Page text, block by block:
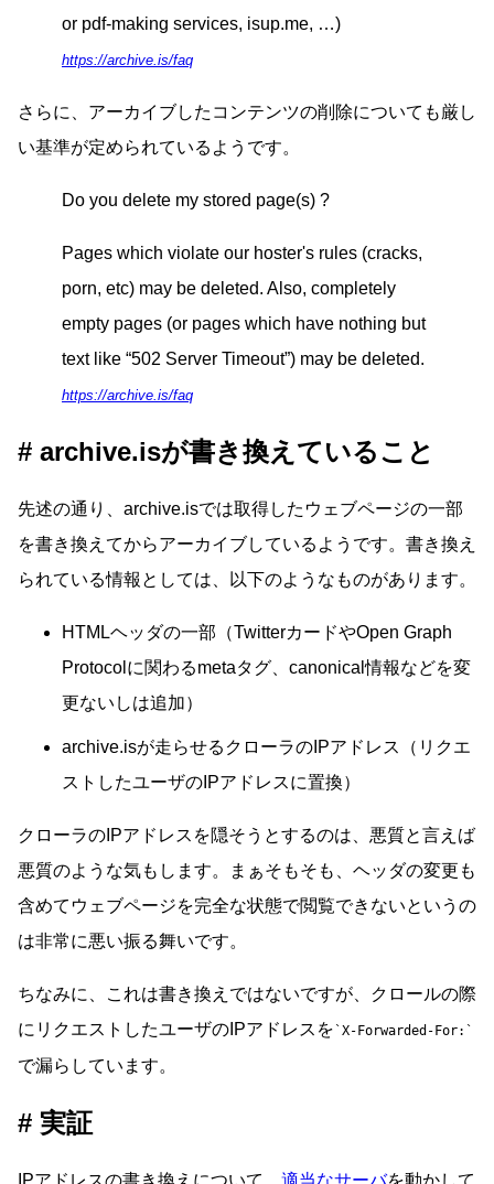
or pdf-making services, isup.me, …)
https://archive.is/faq
さらに、アーカイブしたコンテンツの削除についても厳し
い基準が定められているようです。
Do you delete my stored page(s) ?
Pages which violate our hoster's rules (cracks,
porn, etc) may be deleted. Also, completely
empty pages (or pages which have nothing but
text like “502 Server Timeout”) may be deleted.
https://archive.is/faq
archive.isが書き換えていること
先述の通り、archive.isでは取得したウェブページの一部
を書き換えてからアーカイブしているようです。書き換え
られている情報としては、以下のようなものがあります。
HTMLヘッダの一部（TwitterカードやOpen Graph
Protocolに関わるmetaタグ、canonical情報などを変
更ないしは追加）
archive.isが走らせるクローラのIPアドレス（リクエ
ストしたユーザのIPアドレスに置換）
クローラのIPアドレスを隠そうとするのは、悪質と言えば
悪質のような気もします。まぁそもそも、ヘッダの変更も
含めてウェブページを完全な状態で閲覧できないというの
は非常に悪い振る舞いです。
ちなみに、これは書き換えではないですが、クロールの際
にリクエストしたユーザのIPアドレスを X-Forwarded-For:
で漏らしています。
実証
IPアドレスの書き換えについて、 適当なサーバを動かして